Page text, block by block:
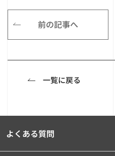
前の記事へ
一覧に戻る
よくある質問